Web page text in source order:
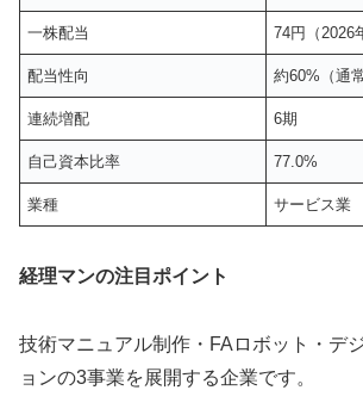
一株配当 74円（2026
配当性向 約60%（通
連続増配 6期
自己資本比率 77.0%
業種 サービス業
経理マンの注目ポイント
技術マニュアル制作・FAロボット・デ
ョンの3事業を展開する企業です。